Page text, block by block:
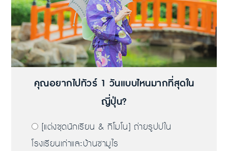
คุณอยากไปทัวร์ 1 วันแบบไหนมากที่สุดใน
ญี่ปุ่น?
[แต่งชุดนักเรียน & กิโมโน] ถ่ายรูปปใน
โรงเรียนเก่าและบ้านซามูไร